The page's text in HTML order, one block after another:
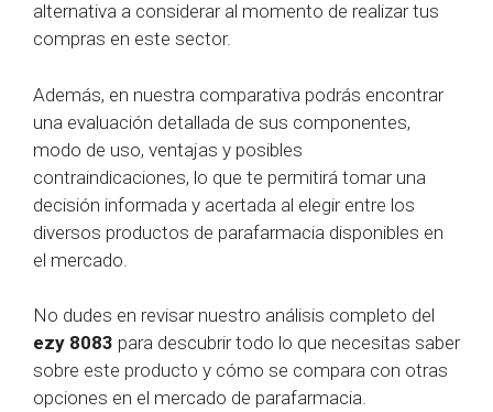
alternativa a considerar al momento de realizar tus
compras en este sector.
Además, en nuestra comparativa podrás encontrar
una evaluación detallada de sus componentes,
modo de uso, ventajas y posibles
contraindicaciones, lo que te permitirá tomar una
decisión informada y acertada al elegir entre los
diversos productos de parafarmacia disponibles en
el mercado.
No dudes en revisar nuestro análisis completo del
ezy 8083 para descubrir todo lo que necesitas saber
sobre este producto y cómo se compara con otras
opciones en el mercado de parafarmacia.